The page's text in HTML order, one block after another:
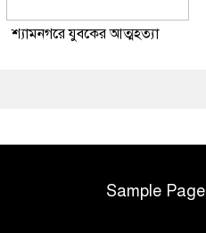
শ্যামনগরে যুবকের আত্মহত্যা
Sample Page